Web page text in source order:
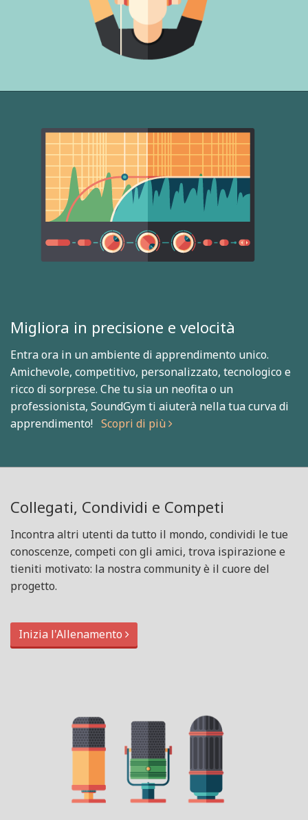
Migliora in precisione e velocità
Entra ora in un ambiente di apprendimento unico.
Amichevole, competitivo, personalizzato, tecnologico e
ricco di sorprese. Che tu sia un neofita o un
professionista, SoundGym ti aiuterà nella tua curva di
apprendimento! Scopri di più
Collegati, Condividi e Competi
Incontra altri utenti da tutto il mondo, condividi le tue
conoscenze, competi con gli amici, trova ispirazione e
tieniti motivato: la nostra community è il cuore del
progetto.
Inizia l'Allenamento